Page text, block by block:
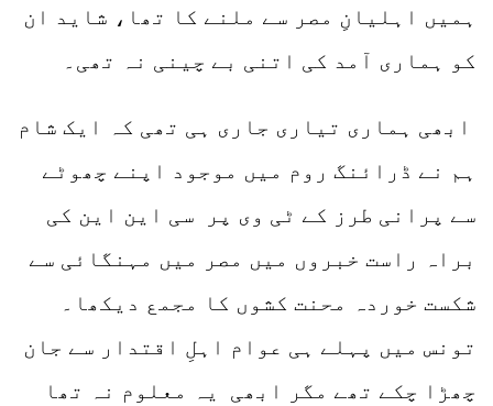
ہمیں اہلیانِ مصر سے ملنے کا تھا، شاید ان
کو ہماری آمد کی اتنی بے چینی نہ تھی۔
ابھی ہماری تیاری جاری ہی تھی کہ ایک شام
ہم نے ڈرائنگ روم میں موجود اپنے چھوٹے
سے پرانی طرز کے ٹی وی پر سی این این کی
براہ راست خبروں میں مصر میں مہنگائی سے
شکست خوردہ محنت کشوں کا مجمع دیکھا۔
تونس میں پہلے ہی عوام اہلِ اقتدار سے جان
چھڑا چکے تھے مگر ابھی یہ معلوم نہ تھا